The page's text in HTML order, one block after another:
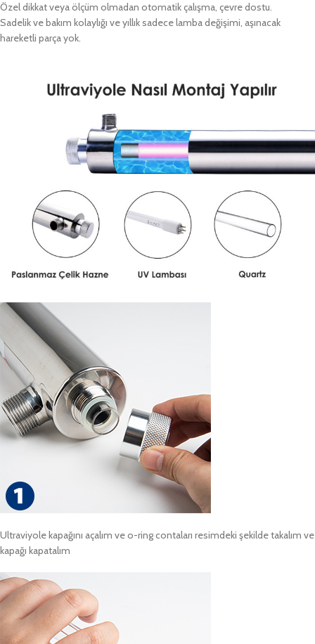
Özel dikkat veya ölçüm olmadan otomatik çalışma, çevre dostu.
Sadelik ve bakım kolaylığı ve yıllık sadece lamba değişimi, aşınacak
hareketli parça yok.
Ultraviyole kapağını açalım ve o-ring contaları resimdeki şekilde takalım ve
kapağı kapatalım